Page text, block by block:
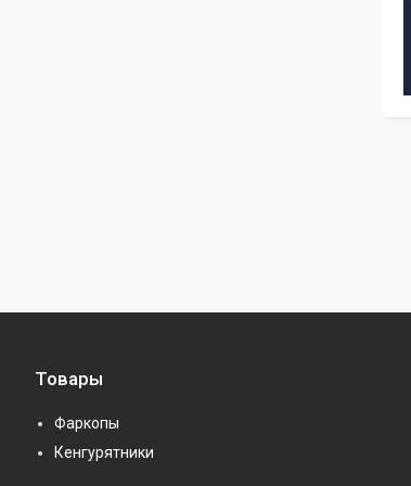
Товары
Фаркопы
Кенгурятники